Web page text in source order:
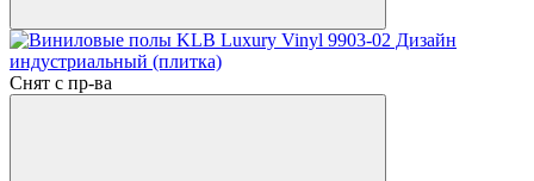
Снят с пр-ва